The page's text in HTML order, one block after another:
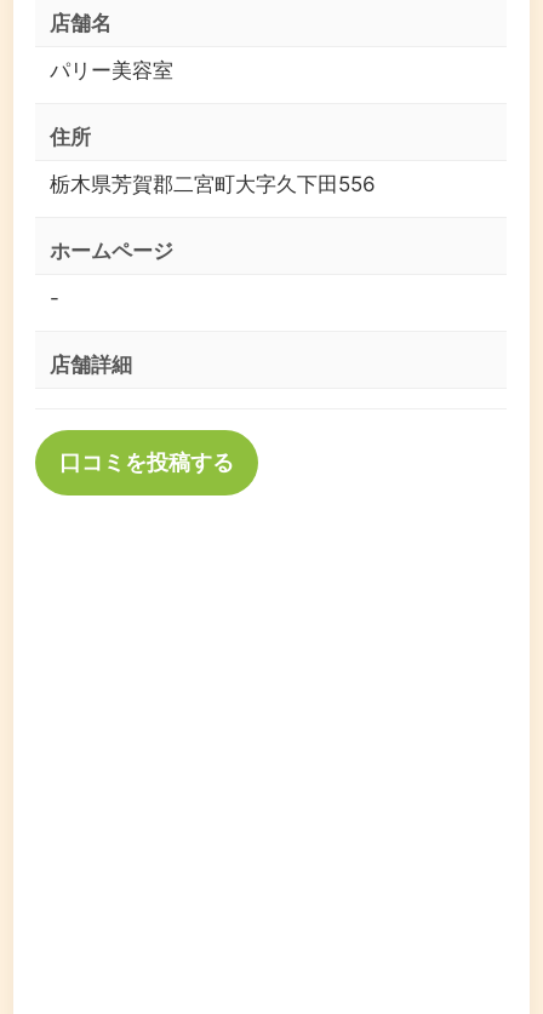
店舗名
パリー美容室
住所
栃木県芳賀郡二宮町大字久下田556
ホームページ
-
店舗詳細
口コミを投稿する